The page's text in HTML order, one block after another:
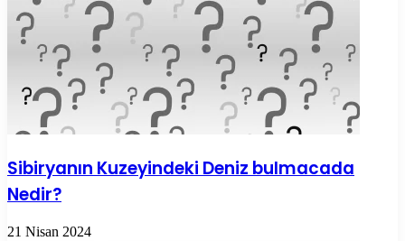
Sibiryanın Kuzeyindeki Deniz bulmacada
Nedir?
21 Nisan 2024